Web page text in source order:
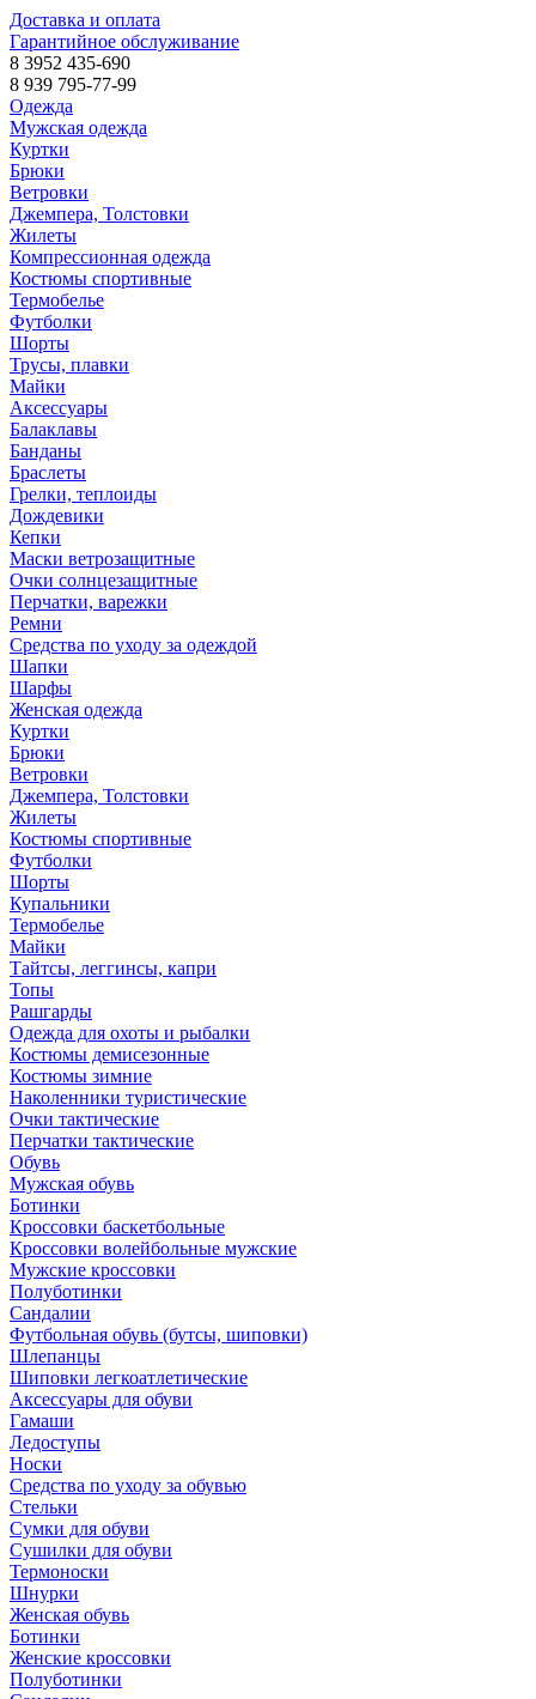
Доставка и оплата
Гарантийное обслуживание
8 3952 435-690
8 939 795-77-99
Одежда
Мужская одежда
Куртки
Брюки
Ветровки
Джемпера, Толстовки
Жилеты
Компрессионная одежда
Костюмы спортивные
Термобелье
Футболки
Шорты
Трусы, плавки
Майки
Аксессуары
Балаклавы
Банданы
Браслеты
Грелки, теплоиды
Дождевики
Кепки
Маски ветрозащитные
Очки солнцезащитные
Перчатки, варежки
Ремни
Средства по уходу за одеждой
Шапки
Шарфы
Женская одежда
Куртки
Брюки
Ветровки
Джемпера, Толстовки
Жилеты
Костюмы спортивные
Футболки
Шорты
Купальники
Термобелье
Майки
Тайтсы, леггинсы, капри
Топы
Рашгарды
Одежда для охоты и рыбалки
Костюмы демисезонные
Костюмы зимние
Наколенники туристические
Очки тактические
Перчатки тактические
Обувь
Мужская обувь
Ботинки
Кроссовки баскетбольные
Кроссовки волейбольные мужские
Мужские кроссовки
Полуботинки
Сандалии
Футбольная обувь (бутсы, шиповки)
Шлепанцы
Шиповки легкоатлетические
Аксессуары для обуви
Гамаши
Ледоступы
Носки
Средства по уходу за обувью
Стельки
Сумки для обуви
Сушилки для обуви
Термоноски
Шнурки
Женская обувь
Ботинки
Женские кроссовки
Полуботинки